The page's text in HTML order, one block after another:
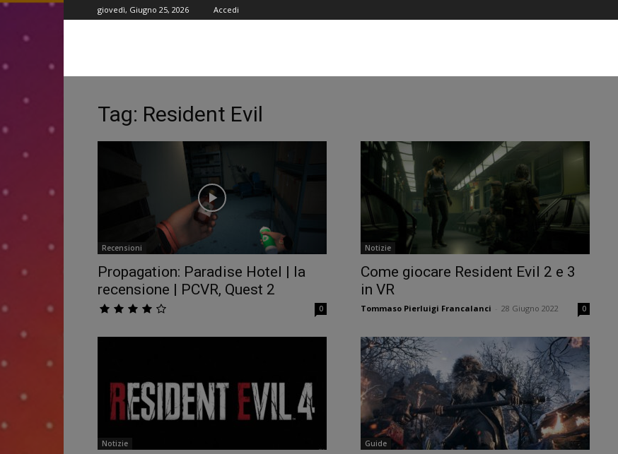
giovedì, Giugno 25, 2026 Accedi
Tag: Resident Evil
Recensioni
Propagation: Paradise Hotel | la
recensione | PCVR, Quest 2
0
Notizie
Come giocare Resident Evil 2 e 3
in VR
Tommaso Pierluigi Francalanci 28 Giugno 2022 0
Notizie Guide